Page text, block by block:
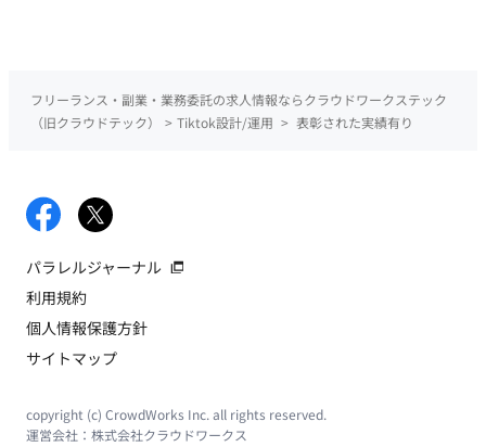
フリーランス・副業・業務委託の求人情報ならクラウドワークステック
（旧クラウドテック）
> Tiktok設計/運用 > 表彰された実績有り
パラレルジャーナル
利用規約
個人情報保護方針
サイトマップ
copyright (c) CrowdWorks Inc. all rights reserved.
運営会社： 株式会社クラウドワークス